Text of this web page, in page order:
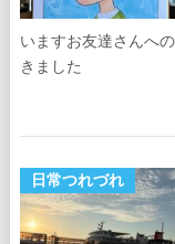
いますお友達さんへ
きました
日常つれづれ